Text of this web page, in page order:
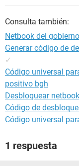
Consulta también:
Netbook del
Generar código de
✓
Código universal
positivo bgh
Desbloquear
Código de
Código universal
1 respuesta